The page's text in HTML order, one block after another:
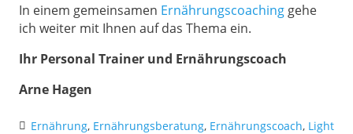
In einem gemeinsamen Ernährungscoaching gehe
ich weiter mit Ihnen auf das Thema ein.
Ihr Personal Trainer und Ernährungscoach
Arne Hagen
Ernährung, Ernährungsberatung, Ernährungscoach, Light